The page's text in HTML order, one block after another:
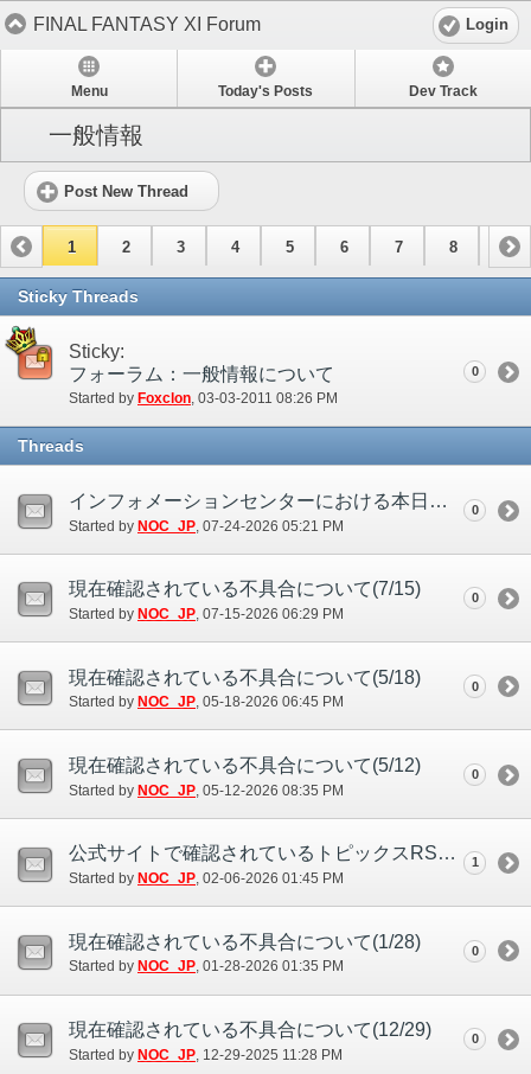
FINAL FANTASY XI Forum Login
Menu Today's Posts Dev Track
一般情報
Post New Thread
1 2 3 4 5 6 7 8 9
10 11
Sticky Threads
Sticky:
フォーラム：一般情報について
Started by Foxclon‎, 03-03-2011 08:26 PM
0
Threads
インフォメーションセンターにおける本日のお問い合わせ対応に関するご案内(7/24)
Started by NOC_JP ‎, 07-24-2026 05:21 PM
0
現在確認されている不具合について(7/15)
Started by NOC_JP‎, 07-15-2026 06:29 PM
0
現在確認されている不具合について(5/18)
Started by NOC_JP‎, 05-18-2026 06:45 PM
0
現在確認されている不具合について(5/12)
Started by NOC_JP ‎, 05-12-2026 08:35 PM
0
公式サイトで確認されているトピックスRSS機能の不具合について
Started by NOC_JP‎, 02-06-2026 01:45 PM
1
現在確認されている不具合について(1/28)
Started by NOC_JP‎, 01-28-2026 01:35 PM
0
現在確認されている不具合について(12/29)
Started by NOC_JP ‎, 12-29-2025 11:28 PM
0